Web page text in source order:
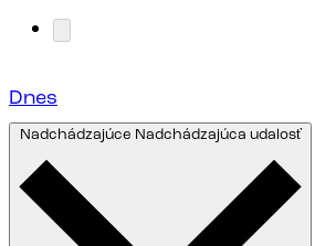
Dnes
Nadchádzajúce Nadchádzajúca udalosť